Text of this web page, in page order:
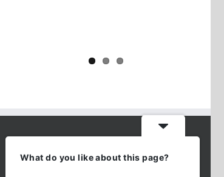
What do you like about this page?